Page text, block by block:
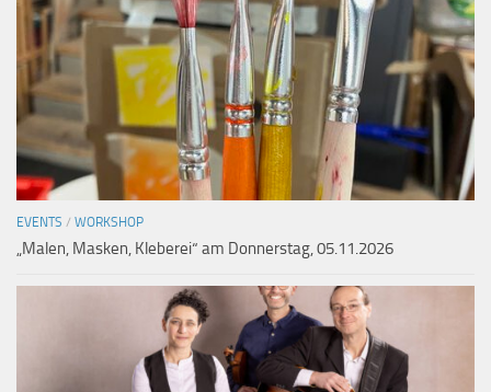
EVENTS / WORKSHOP
„Malen, Masken, Kleberei“ am Donnerstag, 05.11.2026